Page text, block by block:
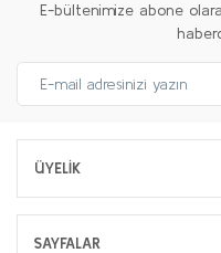
E-bültenimize abone
ÜYELİK
SAYFALAR